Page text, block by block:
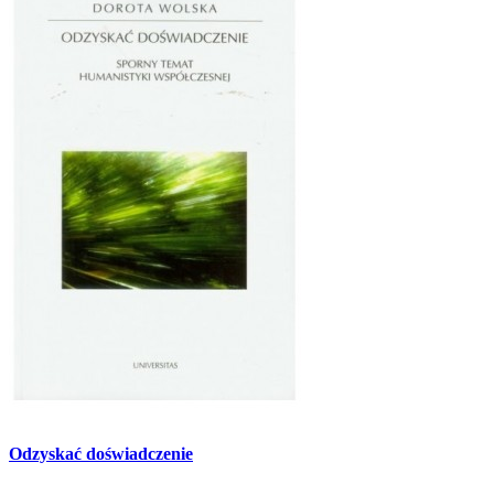
Odzyskać doświadczenie